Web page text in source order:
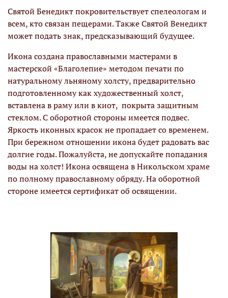
Святой Бенедикт покровительствует спелеологам и
всем, кто связан пещерами. Также Святой Венедикт
может подать знак, предсказывающий будущее.
Икона создана православными мастерами в
мастерской «Благолепие» методом печати по
натуральному льняному холсту, предварительно
подготовленному как художественный холст,
вставлена в раму или в киот, покрыта защитным
стеклом. С оборотной стороны имеется подвес.
Яркость иконных красок не пропадает со временем.
При бережном отношении икона будет радовать вас
долгие годы. Пожалуйста, не допускайте попадания
воды на холст! Икона освящена в Никольском храме
по полному православному обряду. На оборотной
стороне имеется сертификат об освящении.